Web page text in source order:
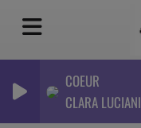
COEUR
CLARA LUCIANI